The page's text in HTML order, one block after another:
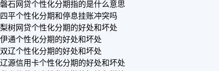
磐石网贷个性化分期指的是什么意思
四平个性化分期和停息挂账冲突吗
梨树网贷个性化分期的好处和坏处
伊通个性化分期的好处和坏处
双辽个性化分期的好处和坏处
辽源信用卡个性化分期的好处和坏处